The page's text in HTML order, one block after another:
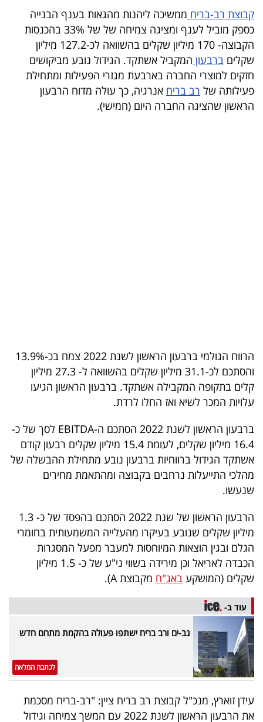
טלוויזיה
עסקי
ספורט
קריירה
ולימודים
המילון
הכלכלי
פודקאסט
40
UNDER
40
שיתופי
פעולה
ניוזלטרים
מייל
אדום
קבוצת רב-בריח ממשיכה ליהנות מהגאות בענף הבנייה
כספק מוביל לענף ומציגה צמיחה של של 33% בהכנסות
הקבוצה- 170 מיליון שקלים בהשוואה לכ-127.2 מיליון
שקלים ברבעון המקביל אשתקד. הגידול נובע מביקושים
חזקים למוצרי החברה בארבעת מגזרי הפעילות ומתחילת
פעילותה של רב בריח אנרגיה, כך עולה מדוח הרבעון
הראשון שהציגה החברה היום (חמישי).
הרווח הגולמי ברבעון הראשון לשנת 2022 צמח בכ-13.9%
והסתכם לכ-31.1 מיליון שקלים בהשוואה ל- 27.3 מיליון
קלים בתקופה המקבילה אשתקד. ברבעון הראשון הגיעו
עלויות המכר לשיא ואז החלו לרדת.
ברבעון הראשון לשנת 2022 הסתכם ה-EBITDA לסך של כ-
16.4 מיליון שקלים, לעומת 15.4 מיליון שקלים רבעון קודם
אשתקד הגידול ברווחיות ברבעון נובע מתחילת ההבשלה של
מהלכי התייעלות נרחבים בקבוצה ומהתאמת מחירים
שנעשו.
הרבעון הראשון של שנת 2022 הסתכם בהפסד של כ- 1.3
מיליון שקלים שנובע בעיקרו מהעלייה המשמעותית בחומרי
הגלם ובגין הוצאות המיוחסות למעבר מפעל המסגרות
הכבדה לאריאל וכן מירידה בשווי ני"ע של כ- 1.5 מיליון
שקלים (המושקע באג"ח מקבוצת A).
עוד ב-
גב-ים ורב בריח ישתפו פעולה בהקמת מתחם חדש
לכתבה המלאה
עידן זוארץ, מנכ"ל קבוצת רב בריח ציין: "רב-בריח מסכמת
את הרבעון הראשון לשנת 2022 עם המשך צמיחה וגידול